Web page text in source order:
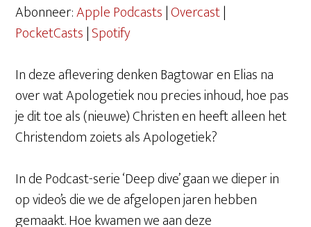
RSS FEED
LINK
Abonneer:Apple Podcasts|Overcast|
PocketCasts|Spotify
In deze aflevering denken Bagtowar en Elias na
over wat Apologetiek nou precies inhoud, hoe pas
je dit toe als (nieuwe) Christen en heeft alleen het
Christendom zoiets als Apologetiek?
In de Podcast-serie ‘Deep dive’ gaan we dieper in
op video’s die we de afgelopen jaren hebben
gemaakt. Hoe kwamen we aan deze